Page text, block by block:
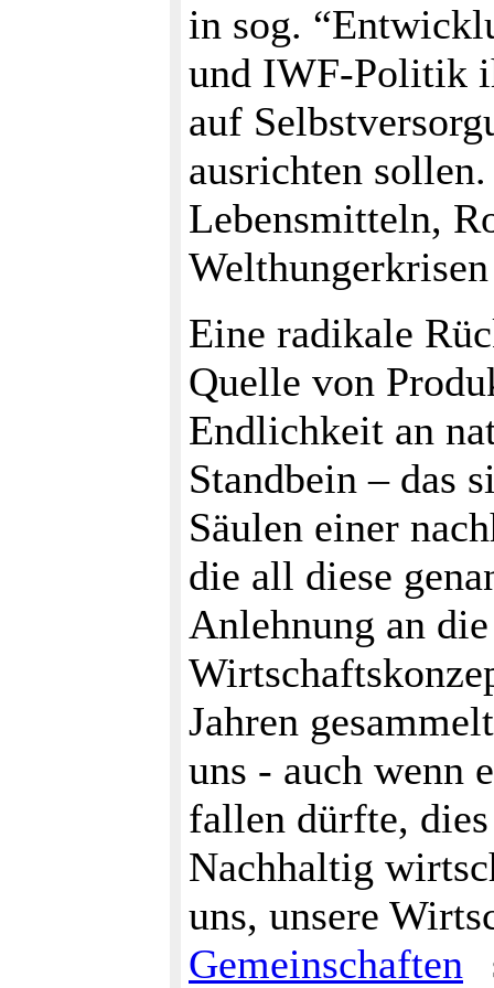
in sog.
und IWF-Politik
auf
ausrichten
Lebensmitteln,
Eine radikale
Quelle von
Endlichkeit an
Standbein – das
Säulen einer
die all diese
Anlehnung an
Jahren
uns - auch wenn
fallen dürfte,
Nachhaltig
uns, unsere
Gemeinschaften